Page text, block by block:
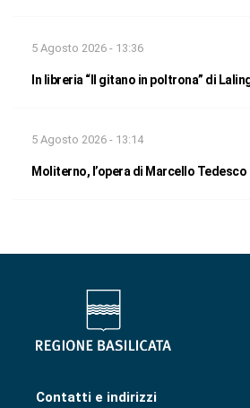
5 Agosto 2026 - 13:36
In libreria “Il gitano in poltrona” di
5 Agosto 2026 - 13:14
Moliterno, l’opera di Marcello Tedesco
Contatti e indirizzi